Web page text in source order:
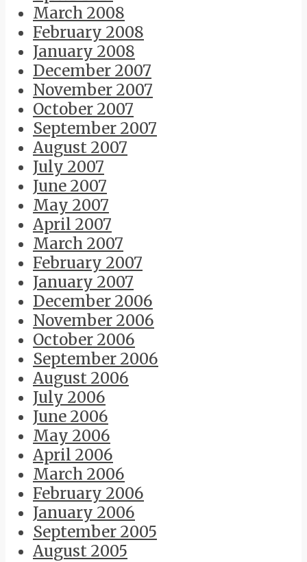
March 2008
February 2008
January 2008
December 2007
November 2007
October 2007
September 2007
August 2007
July 2007
June 2007
May 2007
April 2007
March 2007
February 2007
January 2007
December 2006
November 2006
October 2006
September 2006
August 2006
July 2006
June 2006
May 2006
April 2006
March 2006
February 2006
January 2006
September 2005
August 2005